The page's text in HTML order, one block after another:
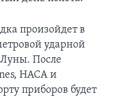
произойдет в
ударной
После
НАСА и
приборов будет